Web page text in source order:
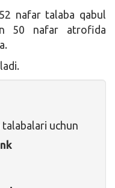
nafar talaba qabul
50 nafar atrofida
uchun